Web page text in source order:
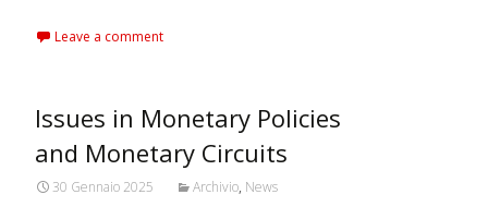
Leave a comment
Issues in Monetary Policies
and Monetary Circuits
30 Gennaio 2025 Archivio, News